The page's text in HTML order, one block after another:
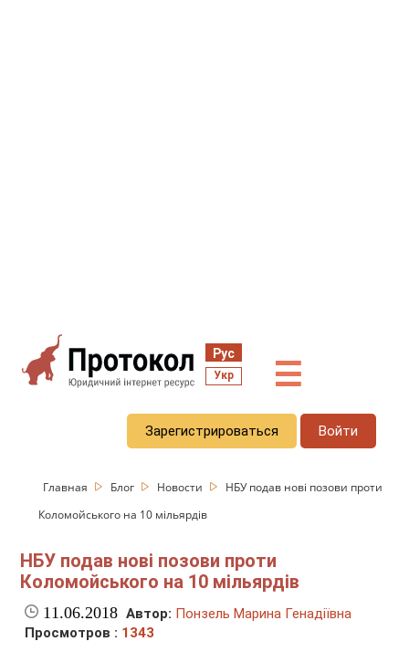
Рус
Укр ☰
Зарегистрироваться Войти
Главная Блог Новости
НБУ подав нові позови проти
Коломойського на 10 мільярдів
НБУ подав нові позови проти
Коломойського на 10 мільярдів
11.06.2018 Автор: Понзель Марина Генадіївна
Просмотров : 1343